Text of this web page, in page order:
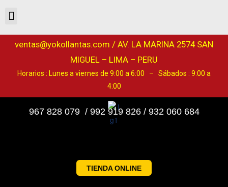
ventas@yokollantas.com / AV. LA MARINA 2574 SAN
MIGUEL – LIMA – PERU
Horarios : Lunes a viernes de 9:00 a 6:00 – Sábados : 9:00 a
4:00
967 828 079 / 992 919 826 / 932 060 684
TIENDA ONLINE